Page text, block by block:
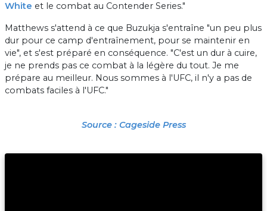
White et le combat au Contender Series."
Matthews s'attend à ce que Buzukja s'entraîne "un peu plus
dur pour ce camp d'entraînement, pour se maintenir en
vie", et s'est préparé en conséquence. "C'est un dur à cuire,
je ne prends pas ce combat à la légère du tout. Je me
prépare au meilleur. Nous sommes à l'UFC, il n'y a pas de
combats faciles à l'UFC."
Source : Cageside Press